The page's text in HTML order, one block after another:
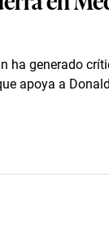
ha generado
apoya a